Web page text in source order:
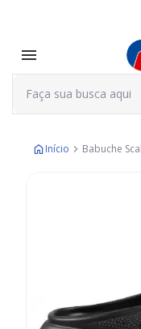
Início Babuche
imagens